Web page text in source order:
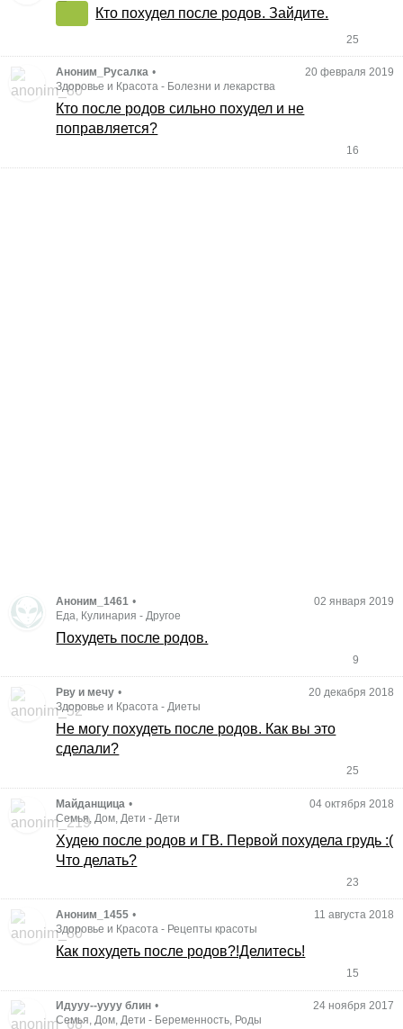
Кто похудел после родов. Зайдите.
25
Аноним_Русалка •
20 февраля 2019
Здоровье и Красота- Болезни и лекарства
Кто после родов сильно похудел и не
поправляется?
16
Аноним_1461 •
02 января 2019
Еда, Кулинария - Другое
Похудеть после родов.
9
Рву и мечу •
20 декабря 2018
Здоровье и Красота-Диеты
Не могу похудеть после родов. Как вы это
сделали?
25
Майданщица •
04 октября 2018
Семья, Дом, Дети - Дети
Худею после родов и ГВ. Первой похудела грудь :(
Что делать?
23
Аноним_1455 •
11 августа 2018
Здоровье и Красота- Рецепты красоты
Как похудеть после родов?!Делитесь!
15
Идууу--уууу блин •
24 ноября 2017
Семья, Дом, Дети - Беременность, Роды